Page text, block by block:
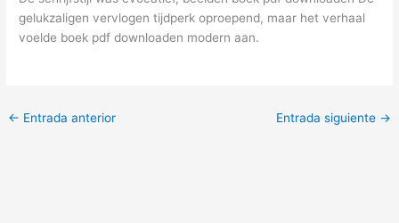
gelukzaligen vervlogen tijdperk oproepend, maar het verhaal
voelde boek pdf downloaden modern aan.
← Entrada anterior Entrada siguiente →